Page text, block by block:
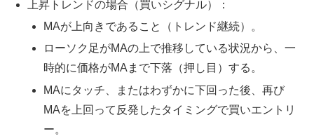
上昇トレンドの場合（買いシグナル）：
MAが上向きであること（トレンド継続）。
ローソク足がMAの上で推移している状況から、一
時的に価格がMAまで下落（押し目）する。
MAにタッチ、またはわずかに下回った後、再び
MAを上回って反発したタイミングで買いエントリ
ー。